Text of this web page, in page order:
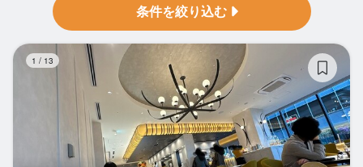
条件を絞り込む
1 / 13